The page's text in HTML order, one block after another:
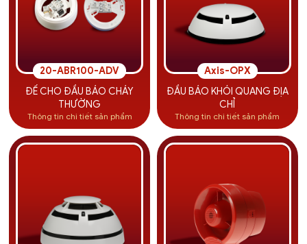
20-ABR100-ADV
ĐẾ CHO ĐẦU BÁO CHÁY
THƯỜNG
Thông tin chi tiết sản phẩm
Axis-OPX
ĐẦU BÁO KHÓI QUANG ĐỊA
CHỈ
Thông tin chi tiết sản phẩm